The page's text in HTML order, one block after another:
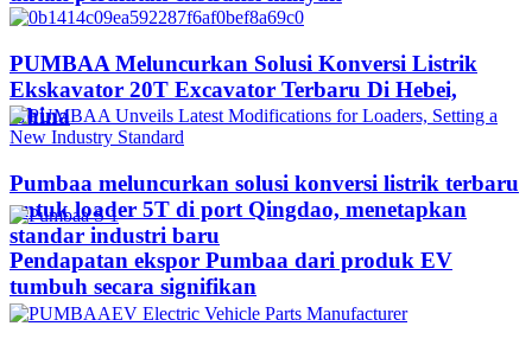
PUMBAA Meluncurkan Solusi Konversi Listrik
Ekskavator 20T Excavator Terbaru Di Hebei,
China
Pumbaa meluncurkan solusi konversi listrik terbaru
untuk loader 5T di port Qingdao, menetapkan
standar industri baru
Pendapatan ekspor Pumbaa dari produk EV
tumbuh secara signifikan